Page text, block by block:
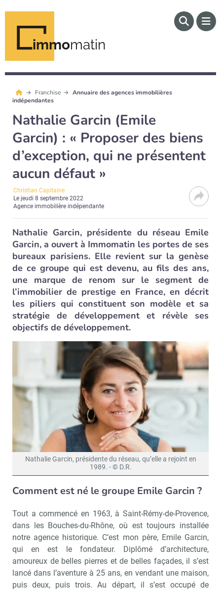
immomatin
Franchise
Annuaire des agences immobilières
indépendantes
Nathalie Garcin (Emile
Garcin) : « Proposer des biens
d’exception, qui ne présentent
aucun défaut »
Christian Capitaine
Lejeudi 8 septembre 2022
Agence immobilière indépendante
Nathalie Garcin, présidente du réseau Emile
Garcin, a ouvert à Immomatin les portes de ses
bureaux parisiens. Elle revient sur la genèse
de ce groupe qui est devenu, au fils des ans,
une marque de renom sur le segment de
l’immobilier de prestige en France, en décrit
les piliers qui constituent son modèle et sa
stratégie de développement et révèle ses
objectifs de développement.
Nathalie Garcin, présidente du réseau, qu’elle a rejoint en
1989. - © D.R.
Comment est né le groupe Emile Garcin ?
Tout a commencé en 1963, à Saint-Rémy-de-Provence,
dans les Bouches-du-Rhône, où est toujours installée
notre agence historique. C’est mon père, Emile Garcin,
qui en est le fondateur. Diplômé d’architecture,
amoureux de belles pierres et de belles façades, il s’est
lancé dans l’aventure à 25 ans, en vendant une maison,
puis deux, puis trois. Au départ, il s’est occupé de